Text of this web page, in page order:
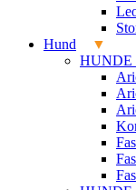
Hund
HUNDE